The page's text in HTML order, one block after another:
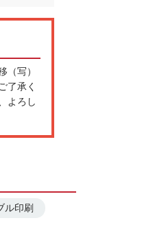
（写）
了承く
よろし
ル印刷